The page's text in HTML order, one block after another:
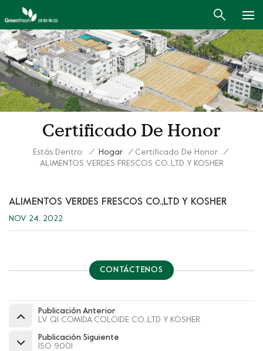
Certificado De Honor
Estás Dentro: / Hogar / Certificado De Honor
/
ALIMENTOS VERDES FRESCOS CO.,LTD Y KOSHER
ALIMENTOS VERDES FRESCOS CO.,LTD Y KOSHER
NOV 24, 2022
CONTÁCTENOS
Publicación Anterior
LV QI COMIDA COLOIDE CO.,LTD Y KOSHER
Publicación Siguiente
ISO 9001